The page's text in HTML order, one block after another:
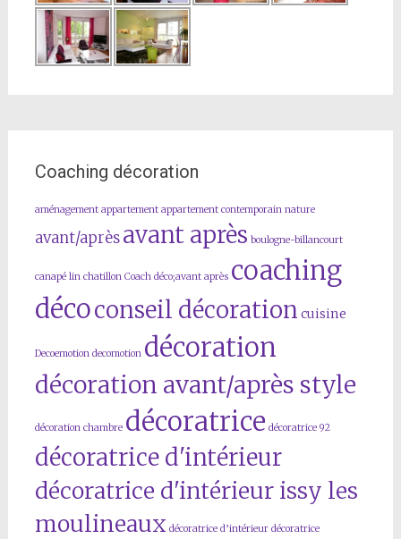
Coaching décoration
aménagement appartement appartement contemporain nature
avant/aprèsavant après boulogne-billancourt
canapé lin chatillon Coach déco;avant après coaching
décoconseil décoration cuisine
Decoemotion decomotion décoration
décoration avant/après style
décoration chambre décoratrice décoratrice 92
décoratrice d'intérieur
décoratrice d'intérieur issy les
moulineaux décoratrice d’intérieur décoratrice